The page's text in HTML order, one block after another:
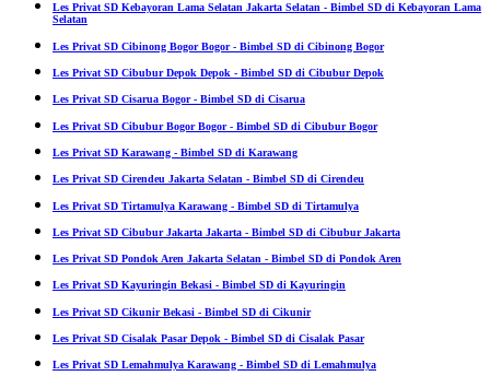
Les Privat SD Kebayoran Lama Selatan Jakarta Selatan - Bimbel SD di Kebayoran Lama
Selatan
Les Privat SD Cibinong Bogor Bogor - Bimbel SD di Cibinong Bogor
Les Privat SD Cibubur Depok Depok - Bimbel SD di Cibubur Depok
Les Privat SD Cisarua Bogor - Bimbel SD di Cisarua
Les Privat SD Cibubur Bogor Bogor - Bimbel SD di Cibubur Bogor
Les Privat SD Karawang - Bimbel SD di Karawang
Les Privat SD Cirendeu Jakarta Selatan - Bimbel SD di Cirendeu
Les Privat SD Tirtamulya Karawang - Bimbel SD di Tirtamulya
Les Privat SD Cibubur Jakarta Jakarta - Bimbel SD di Cibubur Jakarta
Les Privat SD Pondok Aren Jakarta Selatan - Bimbel SD di Pondok Aren
Les Privat SD Kayuringin Bekasi - Bimbel SD di Kayuringin
Les Privat SD Cikunir Bekasi - Bimbel SD di Cikunir
Les Privat SD Cisalak Pasar Depok - Bimbel SD di Cisalak Pasar
Les Privat SD Lemahmulya Karawang - Bimbel SD di Lemahmulya